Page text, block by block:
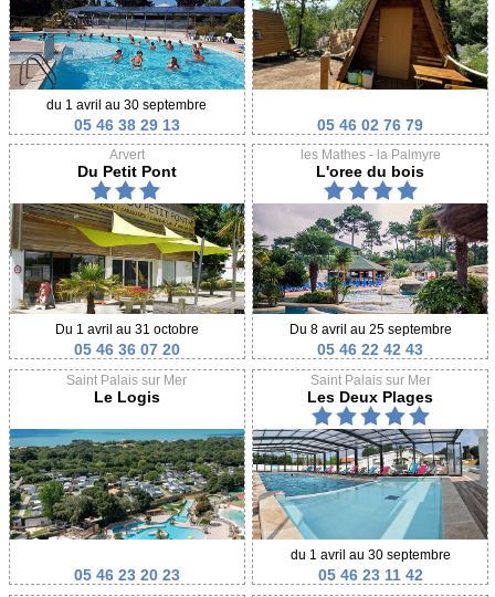
du 1 avril au 30 septembre
05 46 38 29 13 05 46 02 76 79
Arvert
Du Petit Pont
Du 1 avril au 31 octobre
05 46 36 07 20
les Mathes - la Palmyre
L'oree du bois
Du 8 avril au 25 septembre
05 46 22 42 43
Saint Palais sur Mer
Le Logis
05 46 23 20 23
Saint Palais sur Mer
Les Deux Plages
du 1 avril au 30 septembre
05 46 23 11 42